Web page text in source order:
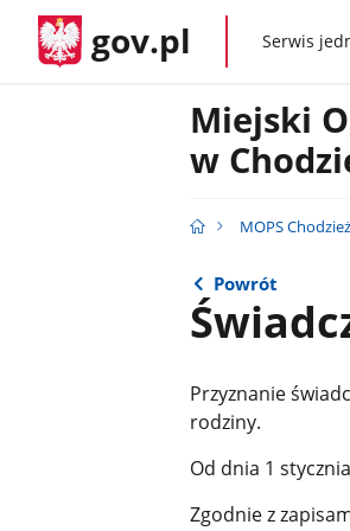
gov.pl gov.plSerwis
Miejski
w
MOPS Chodzież
Powrót
Przyznanie
rodziny.
Od dnia 1
Zgodnie z